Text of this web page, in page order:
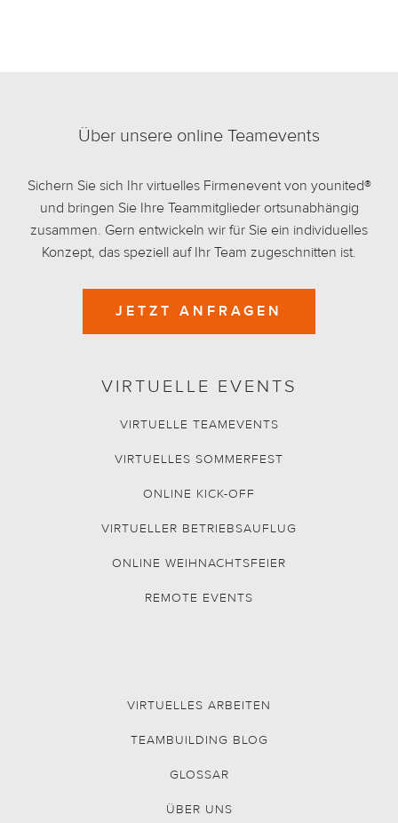
Über unsere online Teamevents
Sichern Sie sich Ihr virtuelles Firmenevent von younited®
und bringen Sie Ihre Teammitglieder ortsunabhängig
zusammen. Gern entwickeln wir für Sie ein individuelles
Konzept, das speziell auf Ihr Team zugeschnitten ist.
JETZT ANFRAGEN
VIRTUELLE EVENTS
VIRTUELLE TEAMEVENTS
VIRTUELLES SOMMERFEST
ONLINE KICK-OFF
VIRTUELLER BETRIEBSAUFLUG
ONLINE WEIHNACHTSFEIER
REMOTE EVENTS
VIRTUELLES ARBEITEN
TEAMBUILDING BLOG
GLOSSAR
ÜBER UNS